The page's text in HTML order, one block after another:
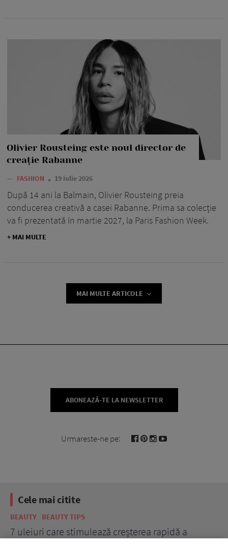
Olivier Rousteing este noul director de
creație Rabanne
— FASHION 19 iulie 2026
După 14 ani la Balmain, Olivier Rousteing preia
conducerea creativă a casei Rabanne. Prima sa colecție
va fi prezentată în martie 2027, la Paris Fashion Week.
+ MAI MULTE
MAI MULTE ARTICOLE
ABONEAZĂ-TE LA NEWSLETTER
Urmareste-ne pe:
Cele mai citite
BEAUTY BEAUTY TIPS
7 uleiuri care stimulează creșterea rapidă a